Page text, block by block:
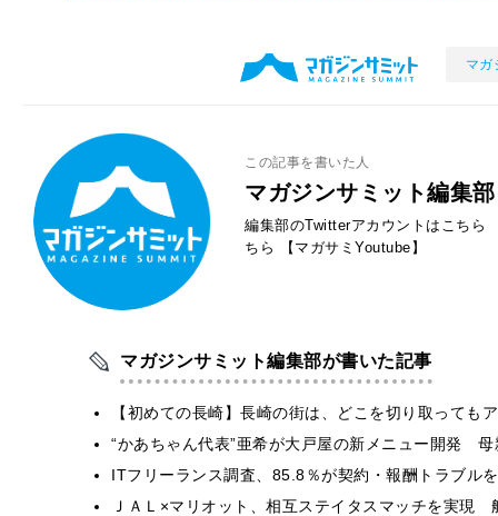
マガ
この記事を書いた人
マガジンサミット編集部
編集部のTwitterアカウントはこちら
ちら
【マガサミYoutube】
マガジンサミット編集部が書いた記事
【初めての長崎】長崎の街は、どこを切り取って
“かあちゃん代表”亜希が大戸屋の新メニュー開発
ITフリーランス調査、85.8％が契約・報酬トラブ
ＪＡＬ×マリオット、相互ステイタスマッチを実